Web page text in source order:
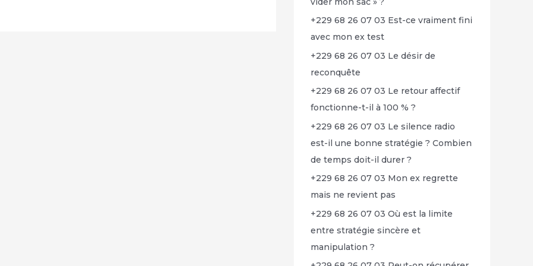
+229 68 26 07 03 Est-ce vraiment fini
avec mon ex test
+229 68 26 07 03 Le désir de
reconquête
+229 68 26 07 03 Le retour affectif
fonctionne-t-il à 100 % ?
+229 68 26 07 03 Le silence radio
est-il une bonne stratégie ? Combien
de temps doit-il durer ?
+229 68 26 07 03 Mon ex regrette
mais ne revient pas
+229 68 26 07 03 Où est la limite
entre stratégie sincère et
manipulation ?